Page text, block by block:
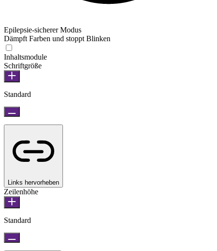
Epilepsie-sicherer Modus
Dämpft Farben und stoppt Blinken
Inhaltsmodule
Schriftgröße
Standard
Links hervorheben
Zeilenhöhe
Standard